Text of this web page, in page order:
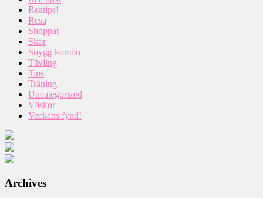
Reatips!
Resa
Shoppat
Skor
Snygg kombo
Tävling
Tips
Träning
Uncategorized
Väskor
Veckans fynd!
Archives